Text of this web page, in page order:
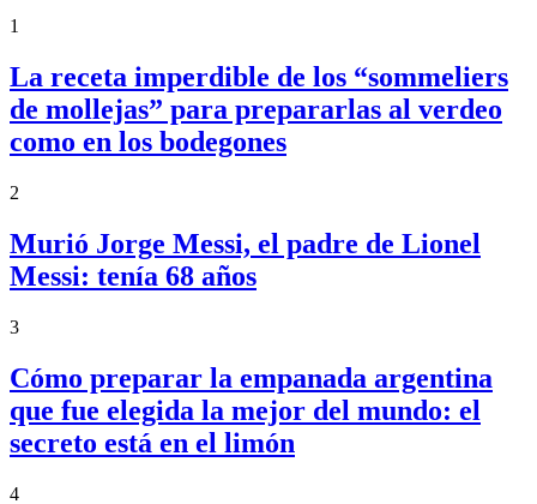
1
La receta imperdible de los “sommeliers
de mollejas” para prepararlas al verdeo
como en los bodegones
2
Murió Jorge Messi, el padre de Lionel
Messi: tenía 68 años
3
Cómo preparar la empanada argentina
que fue elegida la mejor del mundo: el
secreto está en el limón
4